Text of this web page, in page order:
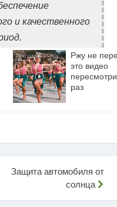
и качественного
Ржу не
это видео
раз
Защита автомобиля от
солнца